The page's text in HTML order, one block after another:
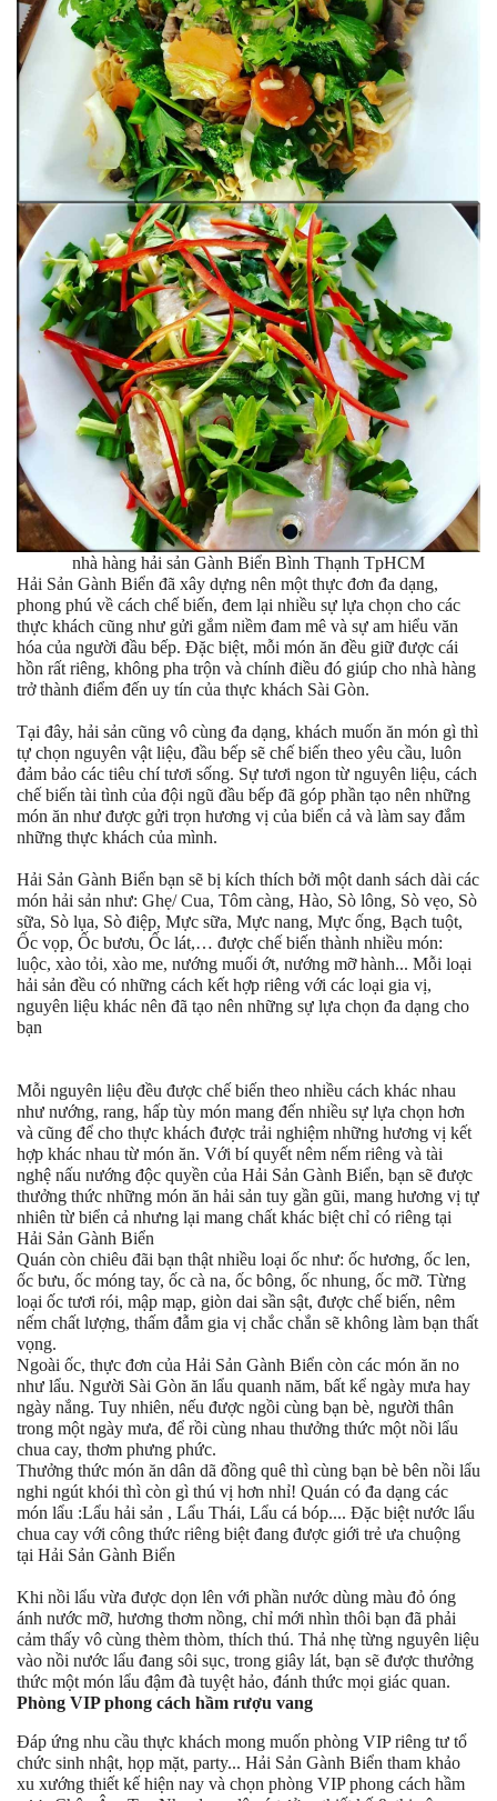
nhà hàng hải sản Gành Biển Bình Thạnh TpHCM
Hải Sản Gành Biển đã xây dựng nên một thực đơn đa dạng,
phong phú về cách chế biến, đem lại nhiều sự lựa chọn cho các
thực khách cũng như gửi gắm niềm đam mê và sự am hiểu văn
hóa của người đầu bếp. Đặc biệt, mỗi món ăn đều giữ được cái
hồn rất riêng, không pha trộn và chính điều đó giúp cho nhà hàng
trở thành điểm đến uy tín của thực khách Sài Gòn.
Tại đây, hải sản cũng vô cùng đa dạng, khách muốn ăn món gì thì
tự chọn nguyên vật liệu, đầu bếp sẽ chế biến theo yêu cầu, luôn
đảm bảo các tiêu chí tươi sống. Sự tươi ngon từ nguyên liệu, cách
chế biến tài tình của đội ngũ đầu bếp đã góp phần tạo nên những
món ăn như được gửi trọn hương vị của biển cả và làm say đắm
những thực khách của mình.
Hải Sản Gành Biển bạn sẽ bị kích thích bởi một danh sách dài các
món hải sản như: Ghẹ/ Cua, Tôm càng, Hào, Sò lông, Sò vẹo, Sò
sữa, Sò lụa, Sò điệp, Mực sữa, Mực nang, Mực ống, Bạch tuột,
Ốc vọp, Ốc bươu, Ốc lát,… được chế biến thành nhiều món:
luộc, xào tỏi, xào me, nướng muối ớt, nướng mỡ hành... Mỗi loại
hải sản đều có những cách kết hợp riêng với các loại gia vị,
nguyên liệu khác nên đã tạo nên những sự lựa chọn đa dạng cho
bạn
Mỗi nguyên liệu đều được chế biến theo nhiều cách khác nhau
như nướng, rang, hấp tùy món mang đến nhiều sự lựa chọn hơn
và cũng để cho thực khách được trải nghiệm những hương vị kết
hợp khác nhau từ món ăn. Với bí quyết nêm nếm riêng và tài
nghệ nấu nướng độc quyền của Hải Sản Gành Biển, bạn sẽ được
thưởng thức những món ăn hải sản tuy gần gũi, mang hương vị tự
nhiên từ biển cả nhưng lại mang chất khác biệt chỉ có riêng tại
Hải Sản Gành Biển
Quán còn chiêu đãi bạn thật nhiều loại ốc như: ốc hương, ốc len,
ốc bưu, ốc móng tay, ốc cà na, ốc bông, ốc nhung, ốc mỡ. Từng
loại ốc tươi rói, mập mạp, giòn dai sần sật, được chế biến, nêm
nếm chất lượng, thấm đẫm gia vị chắc chắn sẽ không làm bạn thất
vọng.
Ngoài ốc, thực đơn của Hải Sản Gành Biển còn các món ăn no
như lẩu. Người Sài Gòn ăn lẩu quanh năm, bất kể ngày mưa hay
ngày nắng. Tuy nhiên, nếu được ngồi cùng bạn bè, người thân
trong một ngày mưa, để rồi cùng nhau thưởng thức một nồi lẩu
chua cay, thơm phưng phức.
Thưởng thức món ăn dân dã đồng quê thì cùng bạn bè bên nồi lẩu
nghi ngút khói thì còn gì thú vị hơn nhỉ! Quán có đa dạng các
món lẩu :Lẩu hải sản , Lẩu Thái, Lẩu cá bóp.... Đặc biệt nước lẩu
chua cay với công thức riêng biệt đang được giới trẻ ưa chuộng
tại Hải Sản Gành Biển
Khi nồi lẩu vừa được dọn lên với phần nước dùng màu đỏ óng
ánh nước mỡ, hương thơm nồng, chỉ mới nhìn thôi bạn đã phải
cảm thấy vô cùng thèm thòm, thích thú. Thả nhẹ từng nguyên liệu
vào nồi nước lẩu đang sôi sục, trong giây lát, bạn sẽ được thưởng
thức một món lẩu đậm đà tuyệt hảo, đánh thức mọi giác quan.
Phòng VIP phong cách hầm rượu vang
Đáp ứng nhu cầu thực khách mong muốn phòng VIP riêng tư tổ
chức sinh nhật, họp mặt, party... Hải Sản Gành Biển tham khảo
xu xướng thiết kế hiện nay và chọn phòng VIP phong cách hầm